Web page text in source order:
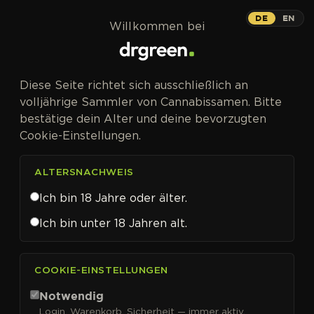
Mephisto Genetics
DE EN
Willkommen bei
Diese Seite richtet sich ausschließlich an
volljährige Sammler von Cannabissamen. Bitte
bestätige dein Alter und deine bevorzugten
Cookie-Einstellungen.
ALTERSNACHWEIS
Ich bin 18 Jahre oder älter.
Ich bin unter 18 Jahren alt.
COOKIE-EINSTELLUNGEN
Notwendig
Login, Warenkorb, Sicherheit — immer aktiv.